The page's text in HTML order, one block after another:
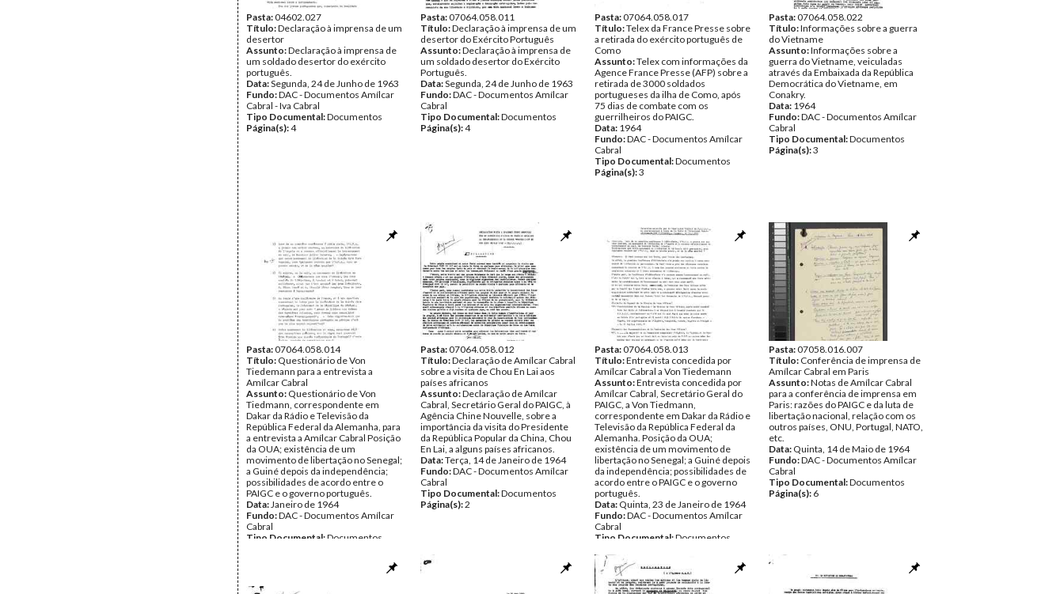
Pasta:04602.027
Título:Declaração à imprensa de um
desertor
Assunto:Declaração à imprensa de
um soldado desertor do exército
português.
Data:Segunda, 24 de Junho de 1963
Fundo:DAC - Documentos Amílcar
Cabral - Iva Cabral
Tipo Documental:Documentos
Página(s):4
Pasta:07064.058.011
Título:Declaração à imprensa de um
desertor do Exército Português
Assunto:Declaração à imprensa de
um soldado desertor do Exército
Português.
Data:Segunda, 24 de Junho de 1963
Fundo:DAC - Documentos Amílcar
Cabral
Tipo Documental:Documentos
Página(s):4
Pasta:07064.058.017
Título:Telex da France Presse sobre
a retirada do exército português de
Como
Assunto:Telex com informações da
Agence France Presse (AFP) sobre a
retirada de 3000 soldados
portugueses da ilha de Como, após
75 dias de combate com os
guerrilheiros do PAIGC.
Data: 1964
Fundo:DAC - Documentos Amílcar
Cabral
Tipo Documental:Documentos
Página(s):3
Pasta:07064.058.022
Título:Informações sobre a guerra
do Vietname
Assunto:Informações sobre a
guerra do Vietname, veiculadas
através da Embaixada da República
Democrática do Vietname, em
Conakry.
Data: 1964
Fundo:DAC - Documentos Amílcar
Cabral
Tipo Documental:Documentos
Página(s):3
Pasta:07064.058.014
Título: Questionário de Von
Tiedemann para a entrevista a
Amílcar Cabral
Assunto: Questionário de Von
Tiedmann, correspondente em
Dakar da Rádio e Televisão da
República Federal da Alemanha, para
a entrevista a Amílcar Cabral Posição
da OUA; existência de um
movimento de libertação no Senegal;
a Guiné depois da independência;
possibilidades de acordo entre o
PAIGC e o governo português.
Data:Janeiro de 1964
Fundo:DAC - Documentos Amílcar
Cabral
Tipo Documental:Documentos
Pasta:07064.058.012
Título:Declaração de Amílcar Cabral
sobre a visita de Chou En Lai aos
países africanos
Assunto:Declaração de Amílcar
Cabral, Secretário Geral do PAIGC, à
Agência Chine Nouvelle, sobre a
importância da visita do Presidente
da República Popular da China, Chou
En Lai, a alguns países africanos.
Data:Terça, 14 de Janeiro de 1964
Fundo:DAC - Documentos Amílcar
Cabral
Tipo Documental:Documentos
Página(s):2
Pasta:07064.058.013
Título:Entrevista concedida por
Amílcar Cabral a Von Tiedemann
Assunto:Entrevista concedida por
Amílcar Cabral, Secretário Geral do
PAIGC, a Von Tiedmann,
correspondente em Dakar da Rádio e
Televisão da República Federal da
Alemanha. Posição da OUA;
existência de um movimento de
libertação no Senegal; a Guiné depois
da independência; possibilidades de
acordo entre o PAIGC e o governo
português.
Data: Quinta, 23 de Janeiro de 1964
Fundo:DAC - Documentos Amílcar
Cabral
Tipo Documental:Documentos
Pasta:07058.016.007
Título: Conferência de imprensa de
Amílcar Cabral em Paris
Assunto:Notas de Amílcar Cabral
para a conferência de imprensa em
Paris: razões do PAIGC e da luta de
libertação nacional, relação com os
outros países, ONU, Portugal, NATO,
etc.
Data: Quinta, 14 de Maio de 1964
Fundo:DAC - Documentos Amílcar
Cabral
Tipo Documental:Documentos
Página(s): 6